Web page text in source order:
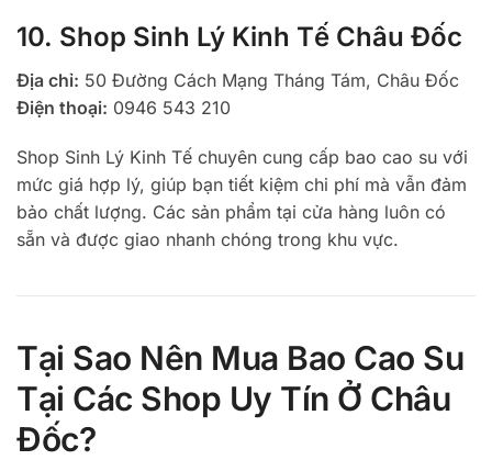
10. Shop Sinh Lý Kinh Tế Châu Đốc
Địa chỉ: 50 Đường Cách Mạng Tháng Tám, Châu Đốc
Điện thoại: 0946 543 210
Shop Sinh Lý Kinh Tế chuyên cung cấp bao cao su với
mức giá hợp lý, giúp bạn tiết kiệm chi phí mà vẫn đảm
bảo chất lượng. Các sản phẩm tại cửa hàng luôn có
sẵn và được giao nhanh chóng trong khu vực.
Tại Sao Nên Mua Bao Cao Su
Tại Các Shop Uy Tín Ở Châu
Đốc?